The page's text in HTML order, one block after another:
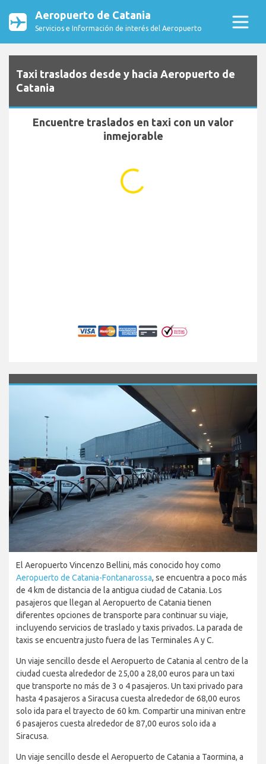
Aeropuerto de Catania
Servicios e Información de interés del Aeropuerto
Taxi traslados desde y hacia Aeropuerto de
Catania
Encuentre traslados en taxi con un valor
inmejorable
...
El Aeropuerto Vincenzo Bellini, más conocido hoy como
Aeropuerto de Catania-Fontanarossa, se encuentra a poco más
de 4 km de distancia de la antigua ciudad de Catania. Los
pasajeros que llegan al Aeropuerto de Catania tienen
diferentes opciones de transporte para continuar su viaje,
incluyendo servicios de traslado y taxis privados. La parada de
taxis se encuentra justo fuera de las Terminales A y C.
Un viaje sencillo desde el Aeropuerto de Catania al centro de la
ciudad cuesta alrededor de 25,00 a 28,00 euros para un taxi
que transporte no más de 3 o 4 pasajeros. Un taxi privado para
hasta 4 pasajeros a Siracusa cuesta alrededor de 68,00 euros
solo ida para el trayecto de 60 km. Compartir una minivan entre
6 pasajeros cuesta alrededor de 87,00 euros solo ida a
Siracusa.
Un viaje sencillo desde el Aeropuerto de Catania a Taormina, a